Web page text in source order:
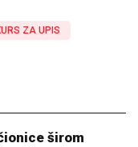
ZA UPIS
širom